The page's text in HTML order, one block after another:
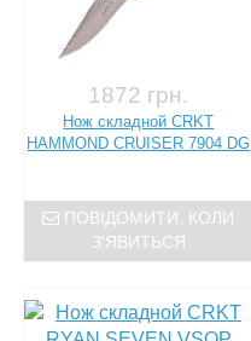
1872 грн.
Нож складной CRKT
HAMMOND CRUISER 7904 DG
ПОВІДОМИТИ, КОЛИ
З'ЯВИТЬСЯ